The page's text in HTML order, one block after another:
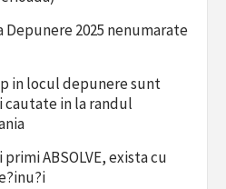
Depunere 2025 nenumarate
in locul depunere sunt
in la randul
ABSOLVE, exista cu